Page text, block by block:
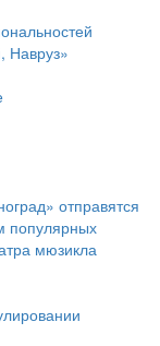
Навруз»
отправятся
популярных
мюзикла